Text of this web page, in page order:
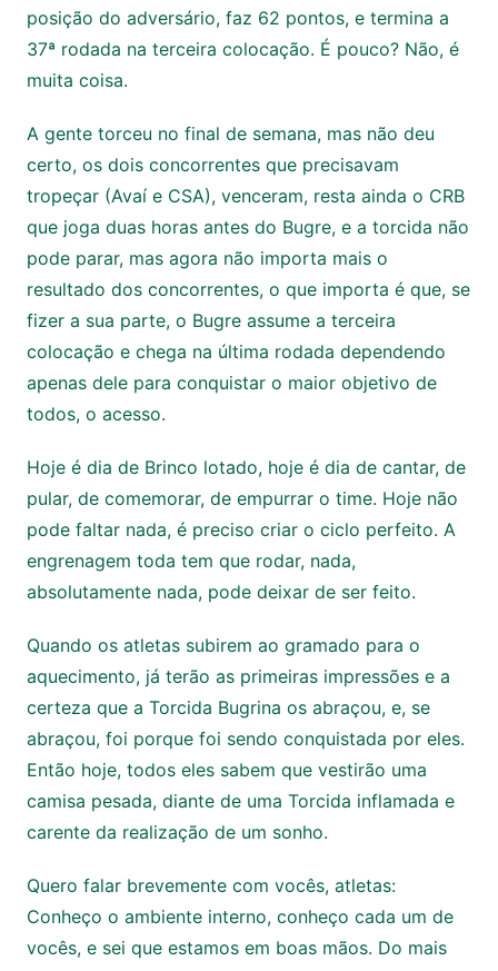
posição do adversário, faz 62 pontos, e termina a
37ª rodada na terceira colocação. É pouco? Não, é
muita coisa.
A gente torceu no final de semana, mas não deu
certo, os dois concorrentes que precisavam
tropeçar (Avaí e CSA), venceram, resta ainda o CRB
que joga duas horas antes do Bugre, e a torcida não
pode parar, mas agora não importa mais o
resultado dos concorrentes, o que importa é que, se
fizer a sua parte, o Bugre assume a terceira
colocação e chega na última rodada dependendo
apenas dele para conquistar o maior objetivo de
todos, o acesso.
Hoje é dia de Brinco lotado, hoje é dia de cantar, de
pular, de comemorar, de empurrar o time. Hoje não
pode faltar nada, é preciso criar o ciclo perfeito. A
engrenagem toda tem que rodar, nada,
absolutamente nada, pode deixar de ser feito.
Quando os atletas subirem ao gramado para o
aquecimento, já terão as primeiras impressões e a
certeza que a Torcida Bugrina os abraçou, e, se
abraçou, foi porque foi sendo conquistada por eles.
Então hoje, todos eles sabem que vestirão uma
camisa pesada, diante de uma Torcida inflamada e
carente da realização de um sonho.
Quero falar brevemente com vocês, atletas:
Conheço o ambiente interno, conheço cada um de
vocês, e sei que estamos em boas mãos. Do mais